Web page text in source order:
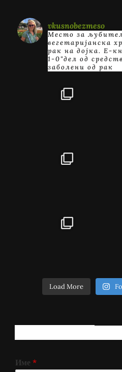
vkusnobezmeso
Место за
вегетаријанска
рак на дојка. E-
1-0"дел од
заболени од рак
Load More
Име *